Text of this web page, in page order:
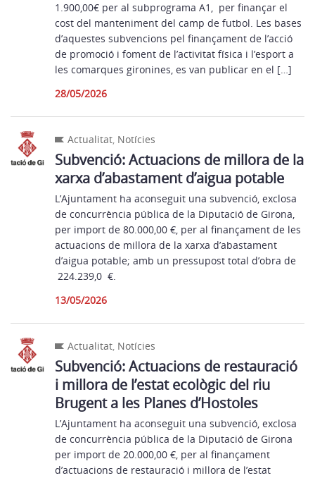
1.900,00€ per al subprograma A1, per finançar el
cost del manteniment del camp de futbol. Les bases
d’aquestes subvencions pel finançament de l’acció
de promoció i foment de l’activitat física i l’esport a
les comarques gironines, es van publicar en el […]
28/05/2026
Actualitat, Notícies
Subvenció: Actuacions de millora de la
xarxa d’abastament d’aigua potable
L’Ajuntament ha aconseguit una subvenció, exclosa
de concurrència pública de la Diputació de Girona,
per import de 80.000,00 €, per al finançament de les
actuacions de millora de la xarxa d’abastament
d’aigua potable; amb un pressupost total d’obra de
224.239,0 €.
13/05/2026
Actualitat, Notícies
Subvenció: Actuacions de restauració
i millora de l’estat ecològic del riu
Brugent a les Planes d’Hostoles
L’Ajuntament ha aconseguit una subvenció, exclosa
de concurrència pública de la Diputació de Girona
per import de 20.000,00 €, per al finançament
d’actuacions de restauració i millora de l’estat